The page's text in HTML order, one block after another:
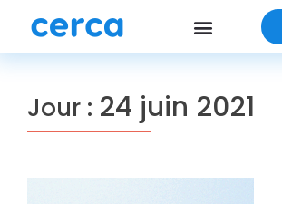
Jour : 24 juin 2021